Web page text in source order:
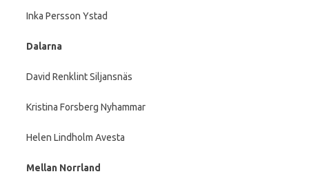
Inka Persson Ystad
Dalarna
David Renklint Siljansnäs
Kristina Forsberg Nyhammar
Helen Lindholm Avesta
Mellan Norrland